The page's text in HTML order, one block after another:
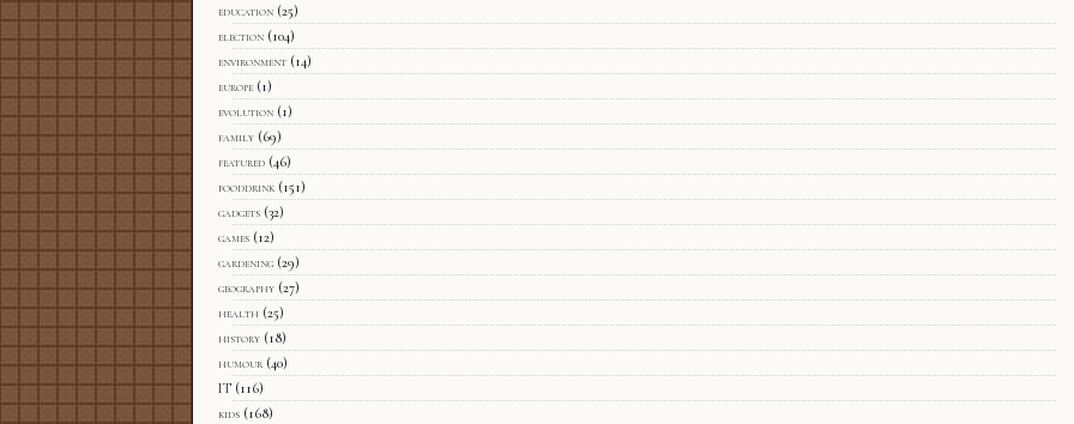
education (25)
election (104)
environment (14)
europe (1)
evolution (1)
family (69)
featured (46)
fooddrink (151)
gadgets (32)
games (12)
gardening (29)
geography (27)
health (25)
history (18)
humour (40)
IT (116)
kids (168)